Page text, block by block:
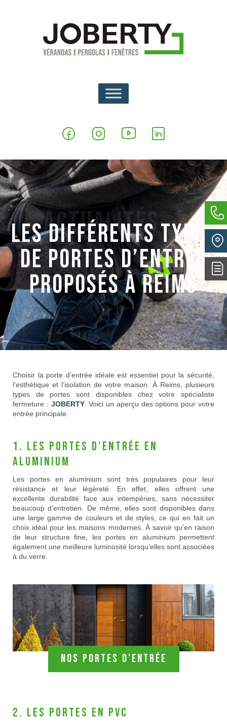
Actualités
Les différents types
de portes d’entrée
proposés à Reims
Choisir la porte d’entrée idéale est essentiel pour la sécurité,
l’esthétique et l’isolation de votre maison. À Reims, plusieurs
types de portes sont disponibles chez votre spécialiste
fermeture : JOBERTY. Voici un aperçu des options pour votre
entrée principale.
1. Les portes d’entrée en
aluminium
Les portes en aluminium sont très populaires pour leur
résistance et leur légèreté. En effet, elles offrent une
excellente durabilité face aux intempéries, sans nécessiter
beaucoup d’entretien. De même, elles sont disponibles dans
une large gamme de couleurs et de styles, ce qui en fait un
choix idéal pour les maisons modernes. À savoir qu’en raison
de leur structure fine, les portes en aluminium permettent
également une meilleure luminosité lorsqu’elles sont associées
à du verre.
Nos portes d'entrée
2. Les portes en PVC